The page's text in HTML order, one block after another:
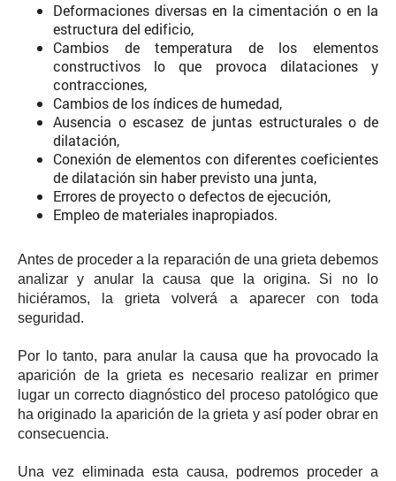
Deformaciones diversas en la cimentación o en la
estructura del edificio,
Cambios de temperatura de los elementos
constructivos lo que provoca dilataciones y
contracciones,
Cambios de los índices de humedad,
Ausencia o escasez de juntas estructurales o de
dilatación,
Conexión de elementos con diferentes coeficientes
de dilatación sin haber previsto una junta,
Errores de proyecto o defectos de ejecución,
Empleo de materiales inapropiados.
Antes de proceder a la reparación de una grieta debemos
analizar y anular la causa que la origina. Si no lo
hiciéramos, la grieta volverá a aparecer con toda
seguridad.
Por lo tanto, para anular la causa que ha provocado la
aparición de la grieta es necesario realizar en primer
lugar un correcto diagnóstico del proceso patológico que
ha originado la aparición de la grieta y así poder obrar en
consecuencia.
Una vez eliminada esta causa, podremos proceder a